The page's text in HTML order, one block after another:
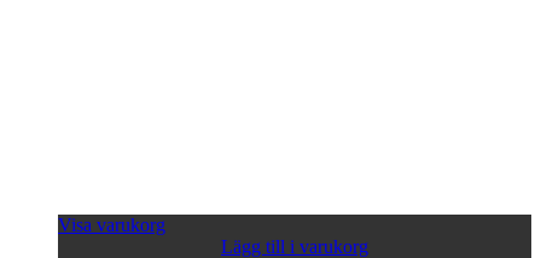
Visa varukorg
Lägg till i varukorg